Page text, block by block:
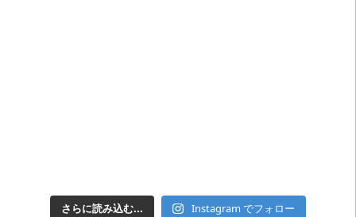
さらに読み込む... Instagram でフォロー